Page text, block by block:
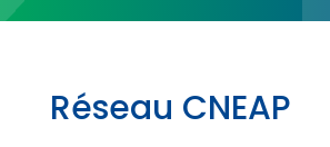
Réseau CNEAP